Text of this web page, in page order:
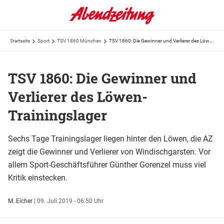
Startseite Sport TSV 1860 München
TSV 1860: Die Gewinner und
Verlierer des Löwen-
Trainingslager
Sechs Tage Trainingslager liegen hinter den Löwen, die AZ
zeigt die Gewinner und Verlierer von Windischgarsten. Vor
allem Sport-Geschäftsführer Günther Gorenzel muss viel
Kritik einstecken.
M. Eicher | 09. Juli 2019 - 06:50 Uhr